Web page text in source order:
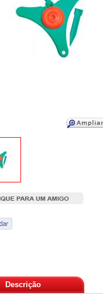
Descrição